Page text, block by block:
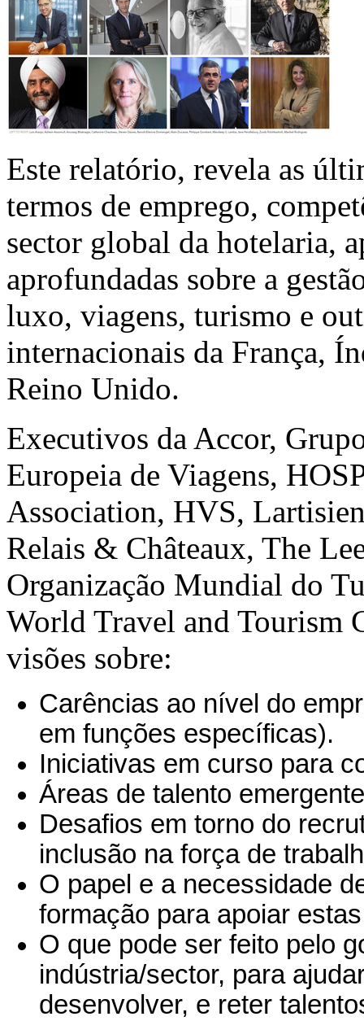
Este relatório, revela as
termos de emprego,
sector global da hotelaria,
aprofundadas sobre a
luxo, viagens, turismo e
internacionais da França,
Reino Unido.
Executivos da Accor,
Europeia de Viagens,
Association, HVS,
Relais & Châteaux, The
Organização Mundial do
World Travel and Tourism
visões sobre:
Carências ao nível do
em funções específicas).
Iniciativas em curso para
Áreas de talento
Desafios em torno do
inclusão na força de
O papel e a necessidade
formação para apoiar
O que pode ser feito pelo
indústria/sector, para
desenvolver, e reter